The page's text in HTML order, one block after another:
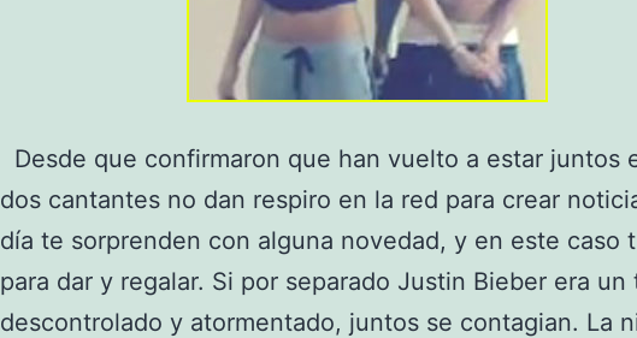
Desde que confirmaron que han vuelto a estar juntos
dos cantantes no dan respiro en la red para crear
día te sorprenden con alguna novedad, y en este caso
para dar y regalar. Si por separado Justin Bieber era un
descontrolado y atormentado, juntos se contagian. La